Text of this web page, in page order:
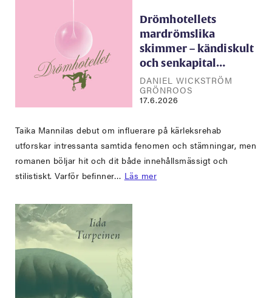
Drömhotellets
mardrömslika
skimmer – kändiskult
och senkapital…
DANIEL WICKSTRÖM
GRÖNROOS
17.6.2026
Taika Mannilas debut om influerare på kärleksrehab
utforskar intressanta samtida fenomen och stämningar, men
romanen böljar hit och dit både innehållsmässigt och
stilistiskt. Varför befinner… Läs mer